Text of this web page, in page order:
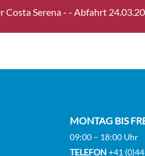
Costa Serena - - Abfahrt
MONTAG BIS
09:00 – 18:00 Uhr
TELEFON +41